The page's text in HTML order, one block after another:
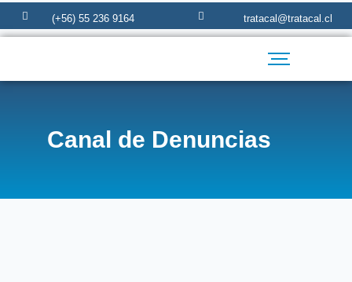
(+56) 55 236 9164 tratacal@tratacal.cl
Canal de Denuncias